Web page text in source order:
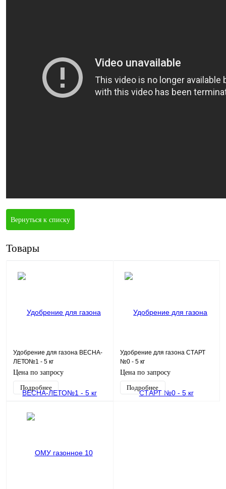
Вернуться к списку
Товары
Удобрение для газона ВЕСНА-
ЛЕТО№1 - 5 кг
Цена по запросу
Подробнее
Удобрение для газона СТАРТ
№0 - 5 кг
Цена по запросу
Подробнее